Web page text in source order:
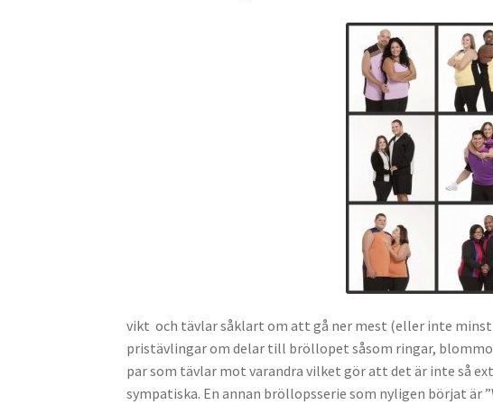
vikt och tävlar såklart om att gå ner mest (eller inte
pristävlingar om delar till bröllopet såsom ringar,
par som tävlar mot varandra vilket gör att det är inte så
sympatiska. En annan bröllopsserie som nyligen börjat är